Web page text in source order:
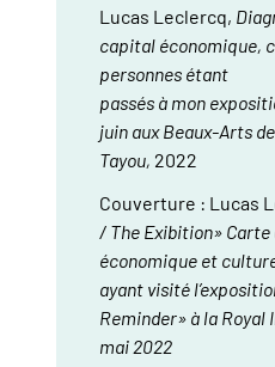
Lucas Leclercq,
capital économique,
personnes étant
passés à mon
juin aux Beaux-Arts
Tayou, 2022
Couverture : Lucas
/ The Exibition»
économique et
ayant visité
Reminder» à la
mai 2022